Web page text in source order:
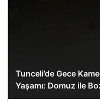
Tunceli’de Gece
Yaşamı: Domuz ile